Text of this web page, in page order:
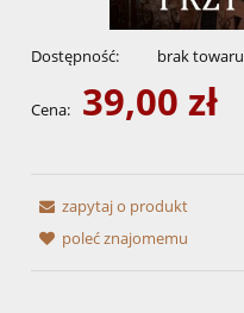
Dostępność: brak towaru
Cena: 39,00 zł
zapytaj o produkt
poleć znajomemu